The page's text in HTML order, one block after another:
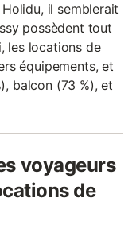
il semblerait
possèdent tout
les locations de
équipements, et
balcon (73 %), et
voyageurs
de